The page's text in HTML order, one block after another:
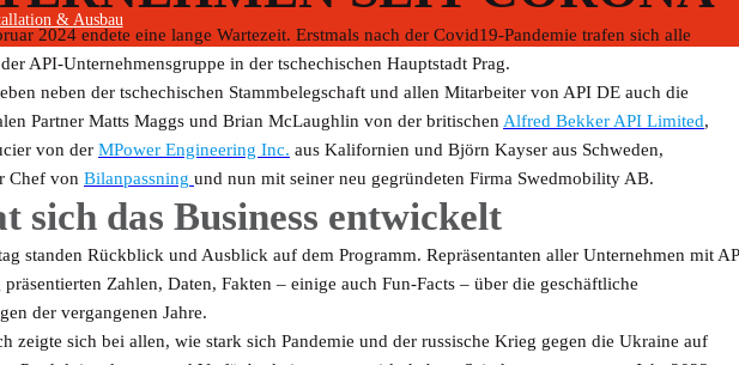
& Ausbau
2024 endete eine lange Wartezeit. Erstmals nach der Covid19-Pandemie trafen sich alle
API-Unternehmensgruppe in der tschechischen Hauptstadt Prag.
neben der tschechischen Stammbelegschaft und allen Mitarbeiter von API DE auch die
Partner Matts Maggs und Brian McLaughlin von der britischen Alfred Bekker API Limited,
von der MPower Engineering Inc. aus Kalifornien und Björn Kayser aus Schweden,
Chef von Bilanpassning und nun mit seiner neu gegründeten Firma Swedmobility AB.
sich das Business entwickelt
standen Rückblick und Ausblick auf dem Programm. Repräsentanten aller Unternehmen mit
Zahlen, Daten, Fakten – einige auch Fun-Facts – über die geschäftliche
der vergangenen Jahre.
zeigte sich bei allen, wie stark sich Pandemie und der russische Krieg gegen die Ukraine auf